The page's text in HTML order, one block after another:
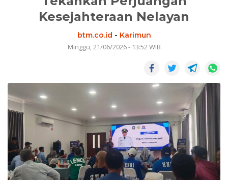
Kesejahteraan Nelayan
btm.co.id - Karimun
Minggu, 21/06/2026 - 13:52 WIB